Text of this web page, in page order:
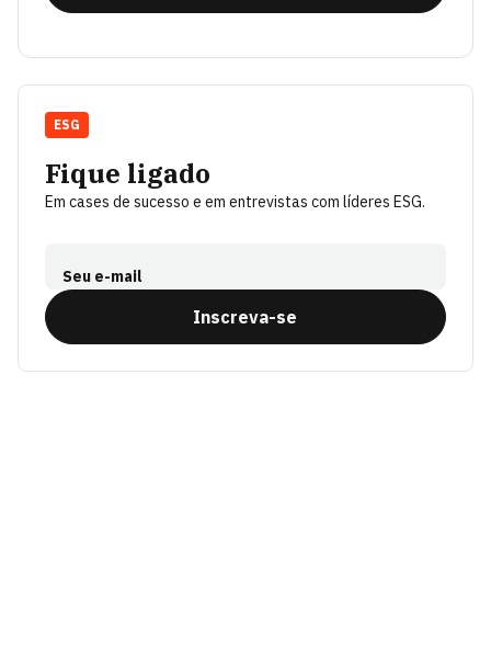
Fique ligado
Em cases de sucesso e em entrevistas com líderes ESG.
Seu e-mail
Inscreva-se
ESG